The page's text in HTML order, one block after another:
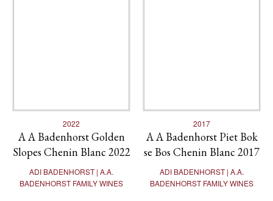
2022
A A Badenhorst Golden
Slopes Chenin Blanc 2022
ADI BADENHORST | A.A.
BADENHORST FAMILY WINES
2017
A A Badenhorst Piet Bok
se Bos Chenin Blanc 2017
ADI BADENHORST | A.A.
BADENHORST FAMILY WINES